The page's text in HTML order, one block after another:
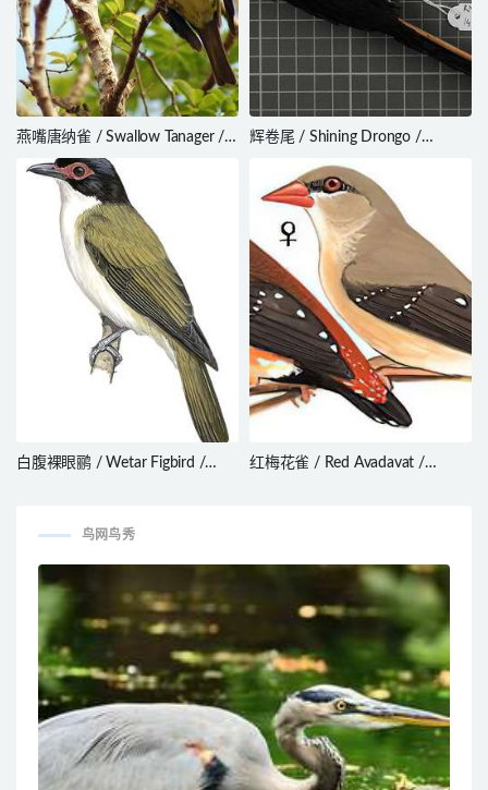
燕嘴唐纳雀 / Swallow Tanager /
Tersina viridis
辉卷尾 / Shining Drongo /
白腹裸眼鹂 / Wetar Figbird /
红梅花雀 / Red Avadavat /
鸟网鸟秀